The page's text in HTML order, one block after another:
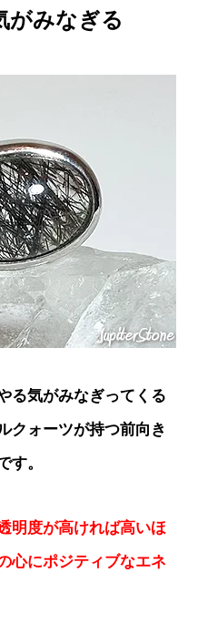
がみなぎる
る気がみなぎってくる
クォーツが持つ前向き
す。
明度が高ければ高いほ
心にポジティブなエネ